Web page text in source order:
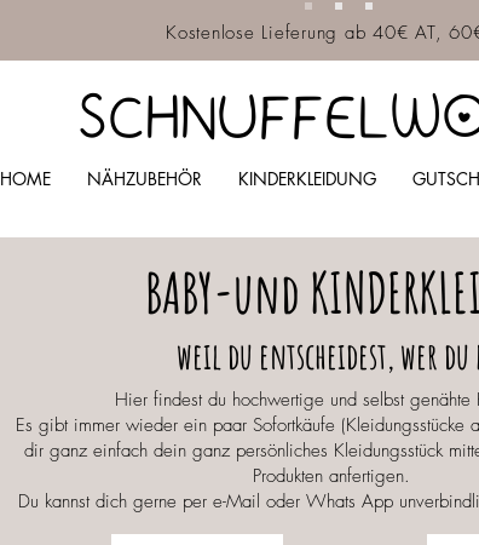
Kostenlose Lieferung ab 40€ AT,
HOME NÄHZUBEHÖR KINDERKLEIDUNG
BABY-und
weil du entscheidest, wer du
Hier findest du hochwertige und selbst genähte
Es gibt immer wieder ein paar Sofortkäufe (Kleidungsstücke
dir ganz einfach dein ganz persönliches Kleidungsstück
Produkten anfertigen.
Du kannst dich gerne per e-Mail oder Whats App